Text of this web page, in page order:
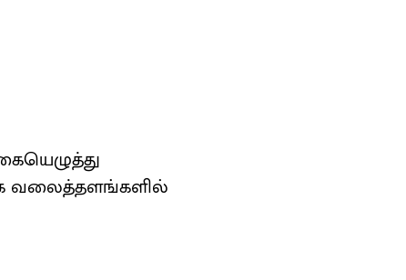
வலைத்தளங்களில்